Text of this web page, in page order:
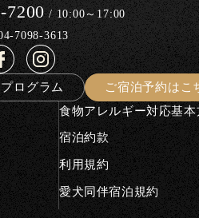
7200/ 10:00～17:00
7098-3613
ログラム
ご宿泊予約はこ
食物アレルギー対応基本
宿泊約款
利用規約
愛犬同伴宿泊規約